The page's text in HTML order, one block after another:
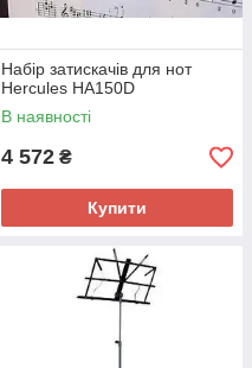
Набір затискачів для нот
Hercules HA150D
В наявності
4 572 ₴
Купити